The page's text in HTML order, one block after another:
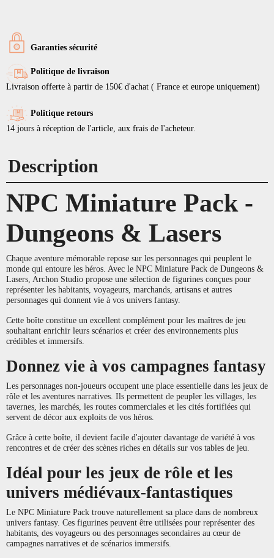
Garanties sécurité
Politique de livraison
Livraison offerte à partir de 150€ d'achat ( France et europe uniquement)
Politique retours
14 jours à réception de l'article, aux frais de l'acheteur.
Description
NPC Miniature Pack -
Dungeons & Lasers
Chaque aventure mémorable repose sur les personnages qui peuplent le
monde qui entoure les héros. Avec le NPC Miniature Pack de Dungeons &
Lasers, Archon Studio propose une sélection de figurines conçues pour
représenter les habitants, voyageurs, marchands, artisans et autres
personnages qui donnent vie à vos univers fantasy.
Cette boîte constitue un excellent complément pour les maîtres de jeu
souhaitant enrichir leurs scénarios et créer des environnements plus
crédibles et immersifs.
Donnez vie à vos campagnes fantasy
Les personnages non-joueurs occupent une place essentielle dans les jeux de
rôle et les aventures narratives. Ils permettent de peupler les villages, les
tavernes, les marchés, les routes commerciales et les cités fortifiées qui
servent de décor aux exploits de vos héros.
Grâce à cette boîte, il devient facile d'ajouter davantage de variété à vos
rencontres et de créer des scènes riches en détails sur vos tables de jeu.
Idéal pour les jeux de rôle et les
univers médiévaux-fantastiques
Le NPC Miniature Pack trouve naturellement sa place dans de nombreux
univers fantasy. Ces figurines peuvent être utilisées pour représenter des
habitants, des voyageurs ou des personnages secondaires au cœur de
campagnes narratives et de scénarios immersifs.